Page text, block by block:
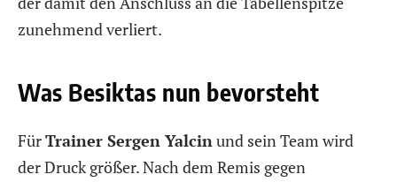
zunehmend verliert.
Was Besiktas nun bevorsteht
FürTrainer Sergen Yalcinund sein Team wird
der Druck größer. Nach dem Remis gegen